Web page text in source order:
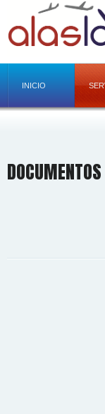
INICIO